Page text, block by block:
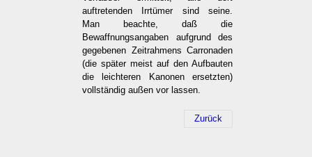
auftretenden Irrtümer sind seine.
Man beachte, daß die
Bewaffnungsangaben aufgrund des
gegebenen Zeitrahmens Carronaden
(die später meist auf den Aufbauten
die leichteren Kanonen ersetzten)
vollständig außen vor lassen.
Zurück